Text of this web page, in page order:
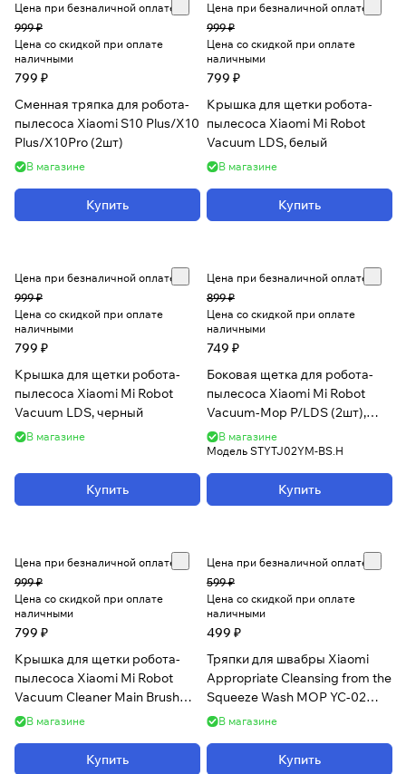
Цена при безналичной оплате
999 ₽
Цена со скидкой при оплате
наличными
799 ₽
Сменная тряпка для робота-
пылесоса Xiaomi S10 Plus/X10
Plus/X10Pro (2шт)
В магазине
Купить
Цена при безналичной оплате
999 ₽
Цена со скидкой при оплате
наличными
799 ₽
Крышка для щетки робота-
пылесоса Xiaomi Mi Robot
Vacuum LDS, белый
В магазине
Купить
Цена при безналичной оплате
999 ₽
Цена со скидкой при оплате
наличными
799 ₽
Крышка для щетки робота-
пылесоса Xiaomi Mi Robot
Vacuum LDS, черный
В магазине
Купить
Цена при безналичной оплате
899 ₽
Цена со скидкой при оплате
наличными
749 ₽
Боковая щетка для робота-
пылесоса Xiaomi Mi Robot
Vacuum-Mop P/LDS (2шт),
черный
В магазине
Модель STYTJ02YM-BS.H
Купить
Цена при безналичной оплате
999 ₽
Цена со скидкой при оплате
наличными
799 ₽
Крышка для щетки робота-
пылесоса Xiaomi Mi Robot
Vacuum Cleaner Main Brush
Cover
В магазине
Купить
Цена при безналичной оплате
599 ₽
Цена со скидкой при оплате
наличными
499 ₽
Тряпки для швабры Xiaomi
Appropriate Cleansing from the
Squeeze Wash MOP YC-02
(2шт)
В магазине
Купить